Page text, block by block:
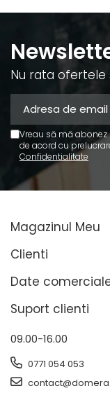
Nu rata
Vreau să mă
de acord cu
Confidentialitate
Magazinul Meu
Clienti
Date
Suport clienti
09.00-16.00
0771 054 053